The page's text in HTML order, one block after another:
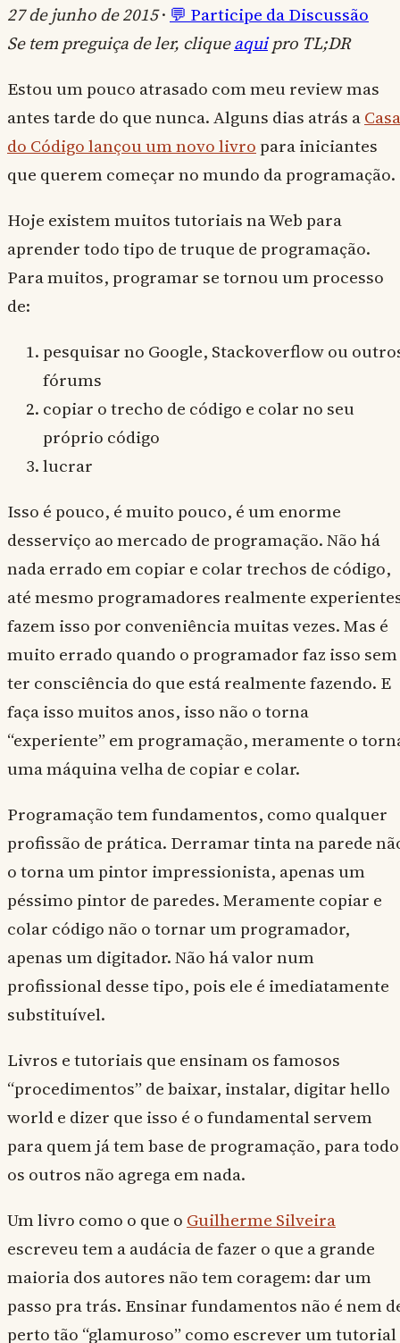
27 de junho de 2015· 💬 Participe da Discussão
Se tem preguiça de ler, cliqueaquipro TL;DR
Estou um pouco atrasado com meu review mas
antes tarde do que nunca. Alguns dias atrás aCasa
do Código lançou um novo livro para iniciantes
que querem começar no mundo da programação.
Hoje existem muitos tutoriais na Web para
aprender todo tipo de truque de programação.
Para muitos, programar se tornou um processo
de:
pesquisar no Google, Stackoverflow ou
fórums
copiar o trecho de código e colar no seu
próprio código
lucrar
Isso é pouco, é muito pouco, é um enorme
desserviço ao mercado de programação. Não há
nada errado em copiar e colar trechos de código,
até mesmo programadores realmente
fazem isso por conveniência muitas vezes. Mas é
muito errado quando o programador faz isso sem
ter consciência do que está realmente fazendo. E
faça isso muitos anos, isso não o torna
“experiente” em programação, meramente o
uma máquina velha de copiar e colar.
Programação tem fundamentos, como qualquer
profissão de prática. Derramar tinta na parede
o torna um pintor impressionista, apenas um
péssimo pintor de paredes. Meramente copiar e
colar código não o tornar um programador,
apenas um digitador. Não há valor num
profissional desse tipo, pois ele é imediatamente
substituível.
Livros e tutoriais que ensinam os famosos
“procedimentos” de baixar, instalar, digitar hello
world e dizer que isso é o fundamental servem
para quem já tem base de programação, para
os outros não agrega em nada.
Um livro como o que o Guilherme Silveira
escreveu tem a audácia de fazer o que a grande
maioria dos autores não tem coragem: dar um
passo pra trás. Ensinar fundamentos não é nem
perto tão “glamuroso” como escrever um tutorial